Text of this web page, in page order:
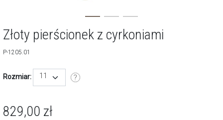
Złoty pierścionek z cyrkoniami
P-1205.01
Rozmiar: 11
829,00 zł